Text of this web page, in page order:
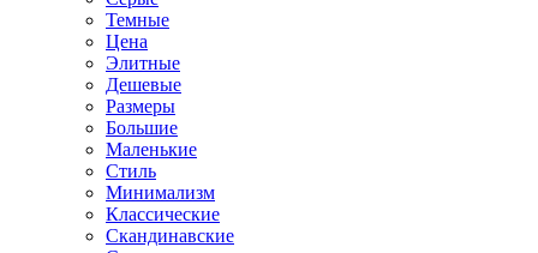
Темные
Цена
Элитные
Дешевые
Размеры
Большие
Маленькие
Стиль
Минимализм
Классические
Скандинавские